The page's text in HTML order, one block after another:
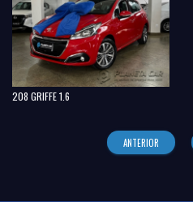
208 GRIFFE 1.6
ANTERIOR